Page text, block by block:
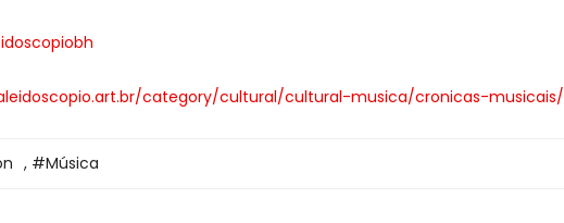
category/cultural/cultural-musica/cronicas-musicais/
, Música